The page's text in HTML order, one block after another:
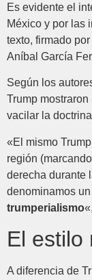
Es evidente el
México y por las
texto, firmado
Aníbal García
Según los
Trump
vacilar la
«El mismo
región
derecha durante
denominamos un
trumperialismo
El estilo
A diferencia de